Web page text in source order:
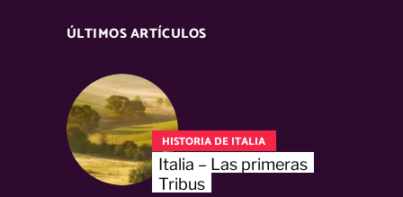
ÚLTIMOS ARTÍCULOS
HISTORIA DE ITALIA
Italia – Las primeras
Tribus